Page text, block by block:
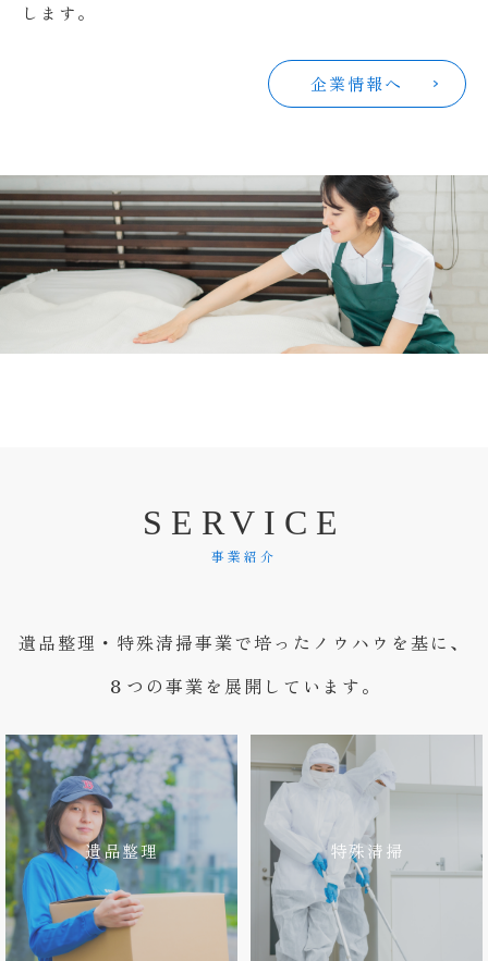
します。
企業情報へ
S E RV I C E
事業紹介
遺品整理・特殊清掃事業で培ったノウハウを基に、
８つの事業を展開しています。
遺品整理 特殊清掃